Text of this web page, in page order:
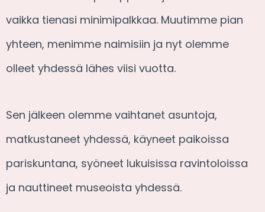
vaikka tienasi minimipalkkaa. Muutimme pian
yhteen, menimme naimisiin ja nyt olemme
olleet yhdessä lähes viisi vuotta.
Sen jälkeen olemme vaihtanet asuntoja,
matkustaneet yhdessä, käyneet paikoissa
pariskuntana, syöneet lukuisissa ravintoloissa
ja nauttineet museoista yhdessä.